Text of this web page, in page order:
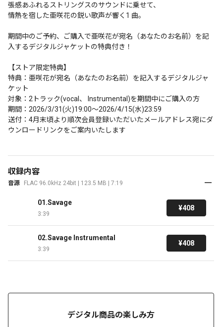
張感あふれるストリングスのサウンドに乗せて、
情熱を宿した亜咲花の鋭い歌声が響く1 曲。
期間中のご予約、ご購入で亜咲花が宛名（あなたのお名前）を記
入するデジタルジャケットの特典付き！
【ストア限定特典】
特典：亜咲花が宛名（あなたのお名前）を記入するデジタルジャ
ケット
対象：2トラック(vocal、 Instrumental)を期間中にご購入の方
期間：2026/3/31(火)19:00～2026/4/15(水)23:59
送付：4月末頃より順次会員登録いただいたメールアドレス宛にダ
収録内容
音源 FLAC 96.0kHz 24bit | 123.5 MB | 7:19
01.Savage
3:39
¥408
02.Savage Instrumental
3:39
¥408
デジタル商品の楽しみ方